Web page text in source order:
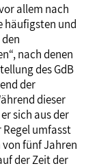
allem nach
häufigsten und
nach denen
des GdB
der
dieser
sich aus der
umfasst
fünf Jahren
der Zeit der